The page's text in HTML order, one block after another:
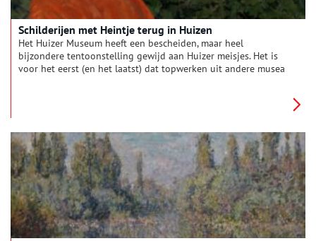
Schilderijen met Heintje terug in Huizen
Het Huizer Museum heeft een bescheiden, maar heel
bijzondere tentoonstelling gewijd aan Huizer meisjes. Het is
voor het eerst (en het laatst) dat topwerken uit andere musea